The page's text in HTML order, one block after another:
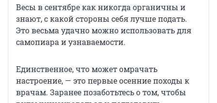
Весы в сентябре как никогда органичны и
знают, с какой стороны себя лучше подать.
Это весьма удачно можно использовать для
самопиара и узнаваемости.
Единственное, что может омрачать
настроение, — это первые осенние походы к
врачам. Заранее позаботьтесь о том, чтобы